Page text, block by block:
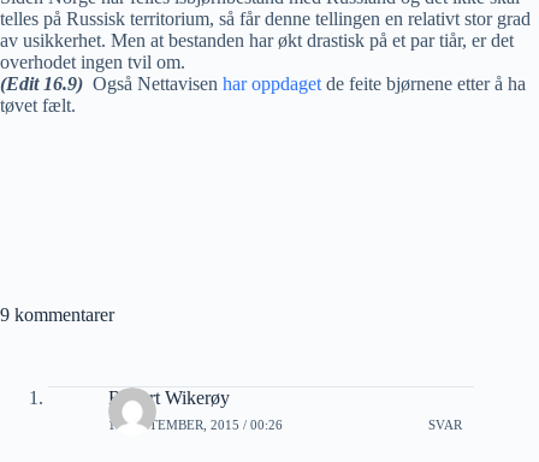
telles på Russisk territorium, så får denne tellingen en relativt stor grad
av usikkerhet. Men at bestanden har økt drastisk på et par tiår, er det
overhodet ingen tvil om.
(Edit 16.9) Også Nettavisen har oppdaget de feite bjørnene etter å ha
tøvet fælt.
9 kommentarer
Robert Wikerøy
16 SEPTEMBER, 2015 / 00:26 SVAR